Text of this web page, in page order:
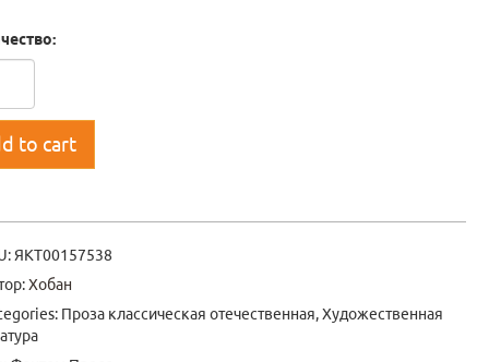
to cart
ЯКТ00157538
Хобан
Проза классическая отечественная,Художественная